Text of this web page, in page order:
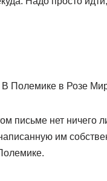
Полемике в Розе
письме нет ничего
им